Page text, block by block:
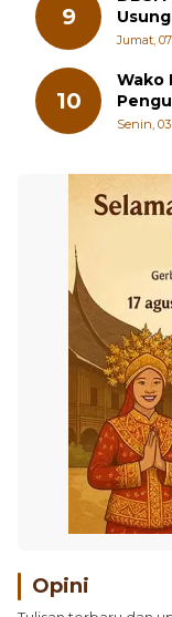
9
Jumat,
10
Wako
LMKB
Senin,
Opini